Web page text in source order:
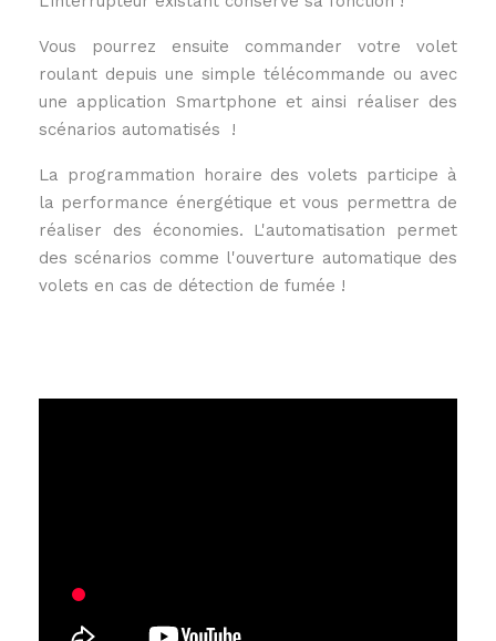
Vous pourrez ensuite commander votre volet
roulant depuis une simple télécommande ou avec
une application Smartphone et ainsi réaliser des
scénarios automatisés !
La programmation horaire des volets participe à
la performance énergétique et vous permettra de
réaliser des économies. L'automatisation permet
des scénarios comme l'ouverture automatique des
volets en cas de détection de fumée !